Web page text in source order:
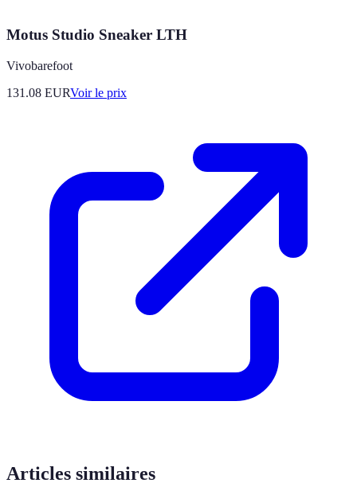
Motus Studio Sneaker LTH
Vivobarefoot
131.08 EURVoir le prix
Articles similaires